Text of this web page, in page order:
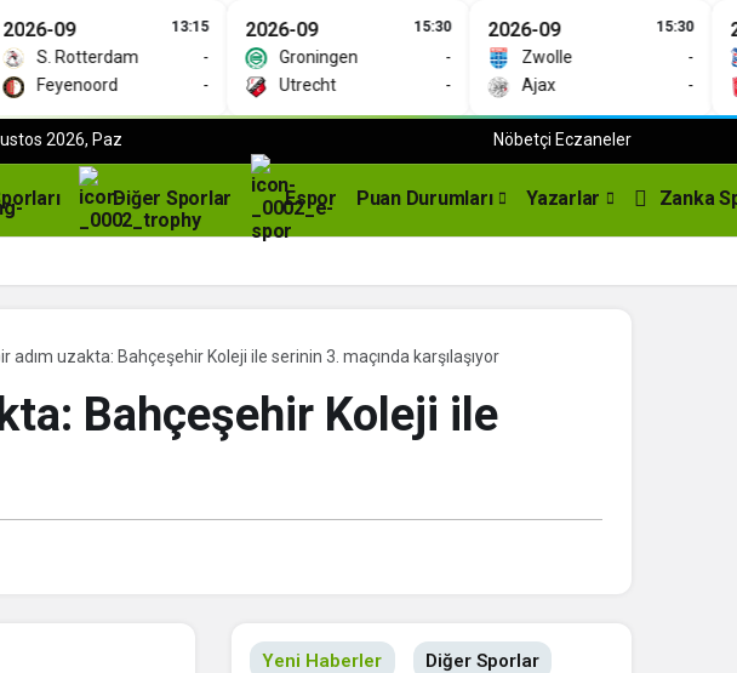
09 13:15
S. Rotterdam
Feyenoord
2026-09 15:30
Groningen
Utrecht
2026-09 15:30
Zwolle
Ajax
2026, Paz Nöbetçi Eczaneler
Diğer Sporlar Espor Puan Durumları Yazarlar Zanka
adım uzakta: Bahçeşehir Koleji ile serinin 3. maçında karşılaşıyor
Bahçeşehir Koleji ile
Yeni Haberler Diğer Sporlar